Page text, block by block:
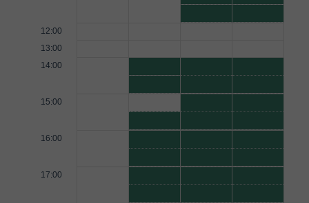
12:00
13:00
14:00
15:00
16:00
17:00